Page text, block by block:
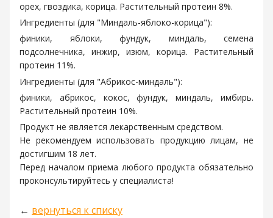
орех, гвоздика, корица. Растительный протеин 8%.
Ингредиенты (для "Миндаль-яблоко-корица"):
финики, яблоки, фундук, миндаль, семена
подсолнечника, инжир, изюм, корица. Растительный
протеин 11%.
Ингредиенты (для "Абрикос-миндаль"):
финики, абрикос, кокос, фундук, миндаль, имбирь.
Растительный протеин 10%.
Продукт не является лекарственным средством.
Не рекомендуем использовать продукцию лицам, не
достигшим 18 лет.
Перед началом приема любого продукта обязательно
проконсультируйтесь у специалиста!
← вернуться к списку